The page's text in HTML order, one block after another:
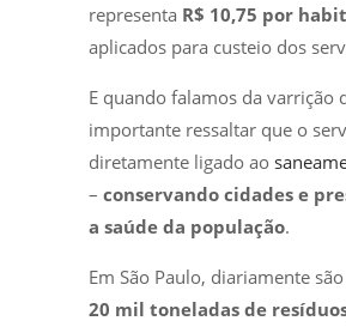
representa R$ 10,75 por
aplicados para custeio dos
E quando falamos da varrição
importante ressaltar que o
diretamente ligado ao
– conservando cidades e
a saúde da população.
Em São Paulo, diariamente são
20 mil toneladas de